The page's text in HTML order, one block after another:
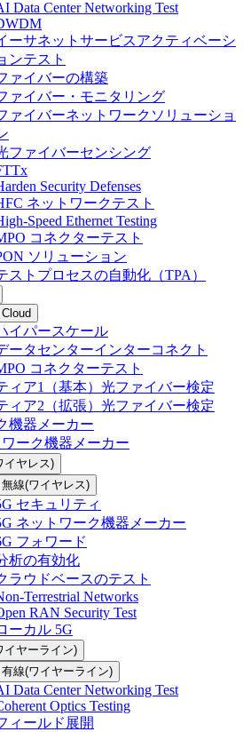
Data Center Networking Test
ーサネットサービスアクティベーシ
ンテスト
ァイバーの構築
ァイバー・モニタリング
ァイバーネットワークソリューショ
ファイバーセンシング
Security Defenses
ネットワークテスト
Speed Ethernet Testing
コネクターテスト
ソリューション
ストプロセスの自動化（TPA）
Cloud
イパースケール
ータセンターインターコネクト
コネクターテスト
ィア1（基本）光ファイバー検定
ィア2（拡張）光ファイバー検定
機器メーカー
ーク機器メーカー
イヤレス)
無線(ワイヤレス)
セキュリティ
ネットワーク機器メーカー
フォワード
析の有効化
ラウドベースのテスト
Terrestrial Networks
RAN Security Test
ーカル 5G
イヤーライン)
有線(ワイヤーライン)
Data Center Networking Test
Optics Testing
ィールド展開